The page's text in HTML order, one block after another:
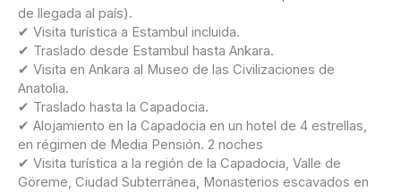
de llegada al país).
✔ Visita turística a Estambul incluida.
✔ Traslado desde Estambul hasta Ankara.
✔ Visita en Ankara al Museo de las Civilizaciones de
Anatolia.
✔ Traslado hasta la Capadocia.
✔ Alojamiento en la Capadocia en un hotel de 4 estrellas,
en régimen de Media Pensión. 2 noches
✔ Visita turística a la región de la Capadocia, Valle de
Göreme, Ciudad Subterránea, Monasterios escavados en